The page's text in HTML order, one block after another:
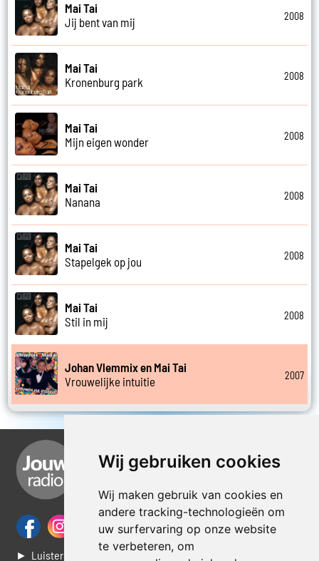
Wij gebruiken cookies
Wij maken gebruik van cookies en
andere tracking-technologieën om
uw surfervaring op onze website
te verbeteren, om
Mai Tai
Jij bent van mij
2008
Mai Tai
Kronenburg park
2008
Mai Tai
Mijn eigen wonder
2008
Mai Tai
Nanana
2008
Mai Tai
Stapelgek op jou
2008
Mai Tai
Stil in mij
2008
Johan Vlemmix en Mai Tai
Vrouwelijke intuitie
2007
► Luisteren naar Jouwradio